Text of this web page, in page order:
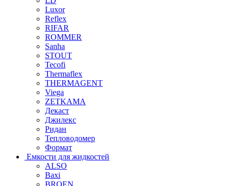
Luxor
Reflex
RIFAR
ROMMER
Sanha
STOUT
Tecofi
Thermaflex
THERMAGENT
Viega
ZETKAMA
Декаст
Джилекс
Ридан
Тепловодомер
Формат
Емкости для жидкостей
ALSO
Baxi
BROEN